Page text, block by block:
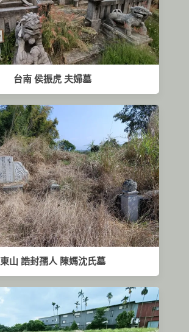
台南 侯振虎 夫婦墓
東山 誥封孺人 陳媽沈氏墓